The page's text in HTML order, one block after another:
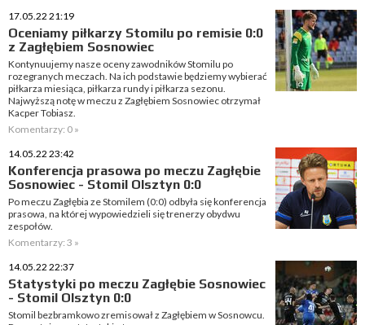
17.05.22 21:19
Oceniamy piłkarzy Stomilu po remisie 0:0
z Zagłębiem Sosnowiec
Kontynuujemy nasze oceny zawodników Stomilu po
rozegranych meczach. Na ich podstawie będziemy wybierać
piłkarza miesiąca, piłkarza rundy i piłkarza sezonu.
Najwyższą notę w meczu z Zagłębiem Sosnowiec otrzymał
Kacper Tobiasz.
Komentarzy: 0 »
14.05.22 23:42
Konferencja prasowa po meczu Zagłębie
Sosnowiec - Stomil Olsztyn 0:0
Po meczu Zagłębia ze Stomilem (0:0) odbyła się konferencja
prasowa, na której wypowiedzieli się trenerzy obydwu
zespołów.
Komentarzy: 3 »
14.05.22 22:37
Statystyki po meczu Zagłębie Sosnowiec
- Stomil Olsztyn 0:0
Stomil bezbramkowo zremisował z Zagłębiem w Sosnowcu.